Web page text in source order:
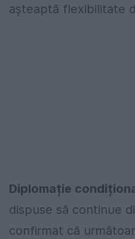
așteaptă flexibilitate
Diplomație
dispuse să continue
confirmat că